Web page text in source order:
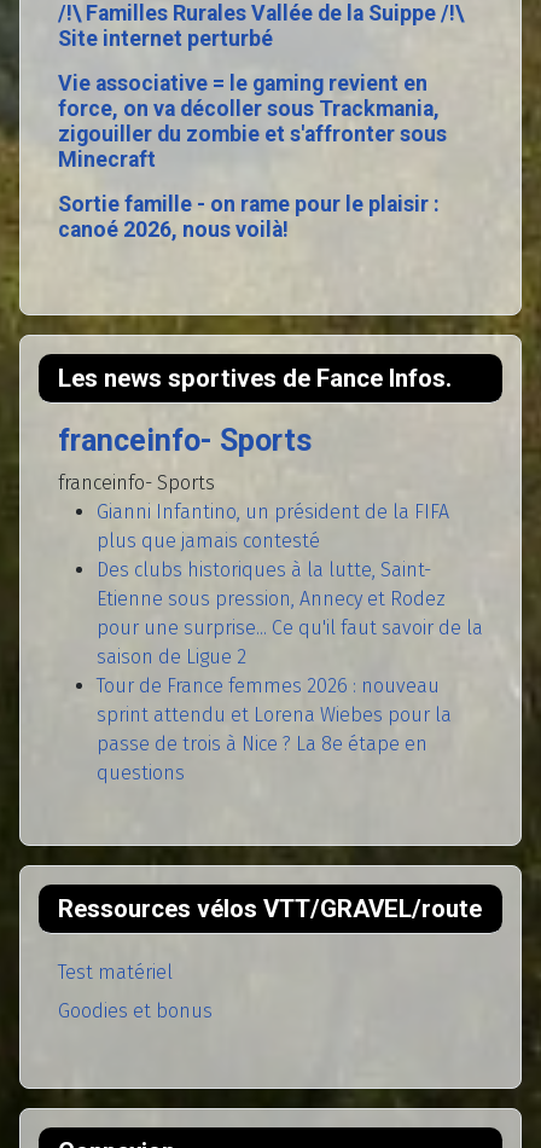
/!\ Familles Rurales Vallée de la Suippe /!\
Site internet perturbé
Vie associative = le gaming revient en
force, on va décoller sous Trackmania,
zigouiller du zombie et s'affronter sous
Minecraft
Sortie famille - on rame pour le plaisir :
canoé 2026, nous voilà!
Les news sportives de Fance Infos.
franceinfo- Sports
franceinfo- Sports
Gianni Infantino, un président de la FIFA
plus que jamais contesté
Des clubs historiques à la lutte, Saint-
Etienne sous pression, Annecy et Rodez
pour une surprise... Ce qu'il faut savoir de la
saison de Ligue 2
Tour de France femmes 2026 : nouveau
sprint attendu et Lorena Wiebes pour la
passe de trois à Nice ? La 8e étape en
questions
Ressources vélos VTT/GRAVEL/route
Test matériel
Goodies et bonus